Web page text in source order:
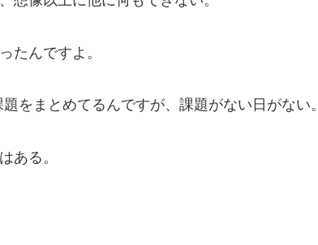
たんですよ。
をまとめてるんですが、課題がない日がない。
ある。